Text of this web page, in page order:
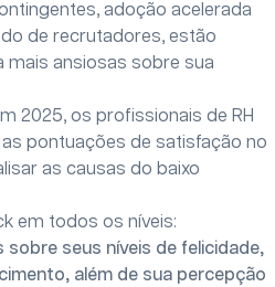
adoção acelerada
de recrutadores, estão
mais ansiosas sobre sua
2025, os profissionais de RH
pontuações de satisfação no
as causas do baixo
em todos os níveis:
sobre seus níveis de felicidade,
além de sua percepção